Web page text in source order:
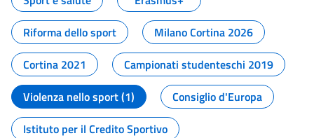
Riforma dello sport
Milano Cortina 2026
Cortina 2021
Campionati studenteschi 2019
Violenza nello sport (1)
Consiglio d'Europa
Istituto per il Credito Sportivo